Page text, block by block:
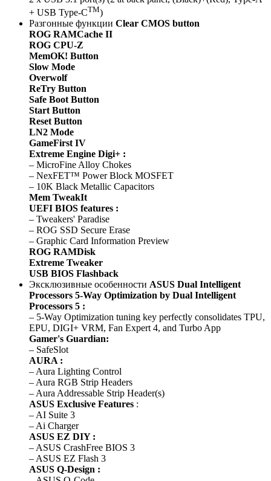
+ USB Type-CTM)
Разгонные функции Clear CMOS button
ROG RAMCache II
ROG CPU-Z
MemOK! Button
Slow Mode
Overwolf
ReTry Button
Safe Boot Button
Start Button
Reset Button
LN2 Mode
GameFirst IV
Extreme Engine Digi+ :
– MicroFine Alloy Chokes
– NexFET™ Power Block MOSFET
– 10K Black Metallic Capacitors
Mem TweakIt
UEFI BIOS features :
– Tweakers' Paradise
– ROG SSD Secure Erase
– Graphic Card Information Preview
ROG RAMDisk
Extreme Tweaker
USB BIOS Flashback
Эксклюзивные особенности ASUS Dual Intelligent
Processors 5-Way Optimization by Dual Intelligent
Processors 5 :
– 5-Way Optimization tuning key perfectly consolidates TPU,
EPU, DIGI+ VRM, Fan Expert 4, and Turbo App
Gamer's Guardian:
– SafeSlot
AURA :
– Aura Lighting Control
– Aura RGB Strip Headers
– Aura Addressable Strip Header(s)
ASUS Exclusive Features :
– AI Suite 3
– Ai Charger
ASUS EZ DIY :
– ASUS CrashFree BIOS 3
– ASUS EZ Flash 3
ASUS Q-Design :